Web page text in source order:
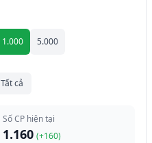
1.000 5.000
Tất cả
Số CP hiện tại
1.160 (+160)